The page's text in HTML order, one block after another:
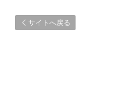
サイトへ戻る